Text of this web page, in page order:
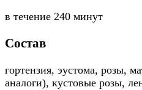
в течение 240 минут
Состав
гортензия, эустома, розы,
аналоги), кустовые розы,